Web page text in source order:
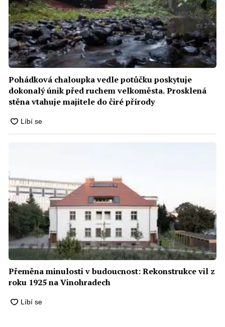
Pohádková chaloupka vedle potůčku poskytuje
dokonalý únik před ruchem velkoměsta. Prosklená
stěna vtahuje majitele do čiré přírody
Přeměna minulosti v budoucnost: Rekonstrukce vil z
roku 1925 na Vinohradech